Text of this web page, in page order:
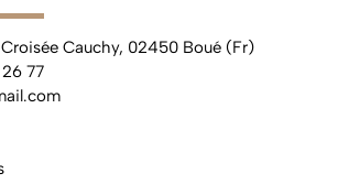
Cauchy, 02450 Boué (Fr)
77